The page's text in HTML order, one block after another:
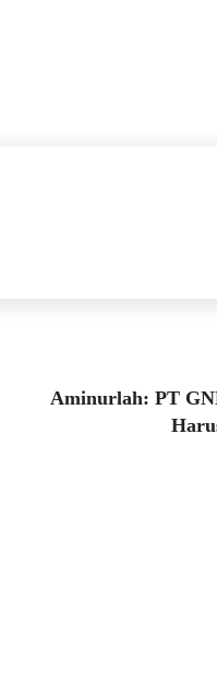
Aminurlah: PT